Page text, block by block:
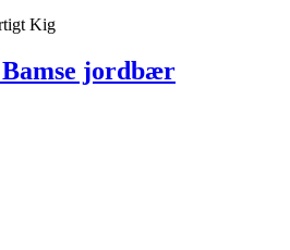
Kig
jordbær